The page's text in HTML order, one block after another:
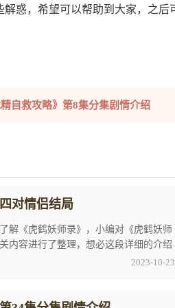
惑，希望可以帮助到大家，之后
精自救攻略》第8集分集剧情介绍
对情侣结局
解《虎鹤妖师录》，小编对《虎鹤妖师
内容进行了整理，想必这段详细的介绍
2023-10-23